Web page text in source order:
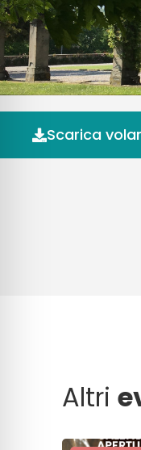
Scarica
Altri